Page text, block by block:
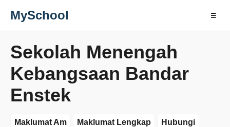
MySchool ☰
Sekolah Menengah
Kebangsaan Bandar
Enstek
Maklumat Am Maklumat Lengkap Hubungi